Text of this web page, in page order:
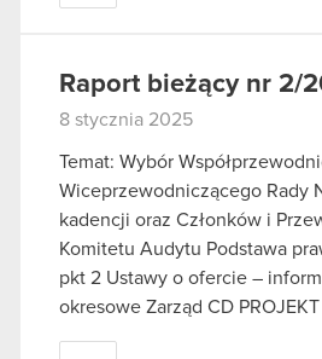
Raport bieżący nr 2/
8 stycznia 2025
Temat: Wybór
Wiceprzewodniczącego Rady
kadencji oraz Członków i
Komitetu Audytu Podstawa
pkt 2 Ustawy o ofercie –
okresowe Zarząd CD